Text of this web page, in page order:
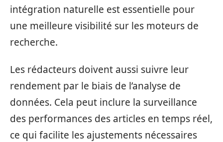
intégration naturelle est essentielle pour
une meilleure visibilité sur les moteurs de
recherche.
Les rédacteurs doivent aussi suivre leur
rendement par le biais de l’analyse de
données. Cela peut inclure la surveillance
des performances des articles en temps réel,
ce qui facilite les ajustements nécessaires